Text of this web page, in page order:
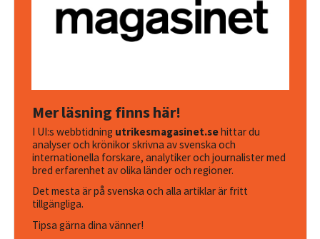
Mer läsning finns här!
I UI:s webbtidning utrikesmagasinet.sehittar du
analyser och krönikor skrivna av svenska och
internationella forskare, analytiker och journalister med
bred erfarenhet av olika länder och regioner.
Det mesta är på svenska och alla artiklar är fritt
tillgängliga.
Tipsa gärna dina vänner!